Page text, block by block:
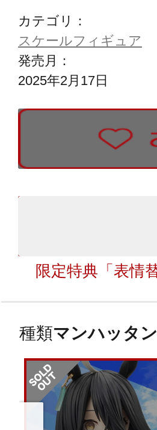
カテゴリ：
スケールフィギュア
発売月：
2025年2月17日
限定特典「表情
種類マンハッタ